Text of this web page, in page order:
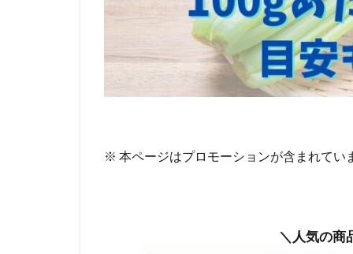
※ 本ページはプロモーションが含まれてい
＼人気の商